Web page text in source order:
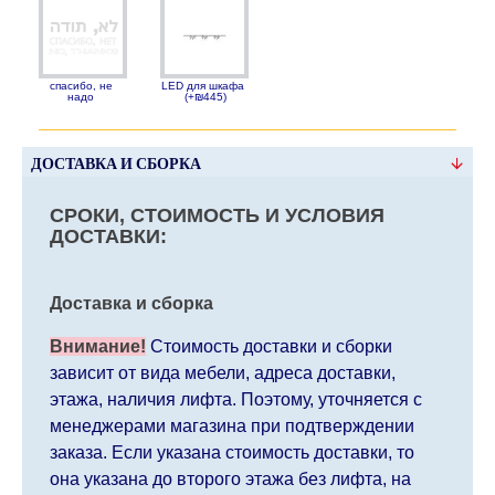
спасибо, не
надо
LED для шкафа
(+₪445)
ДОСТАВКА И СБОРКА
СРОКИ, СТОИМОСТЬ И УСЛОВИЯ
ДОСТАВКИ:
Доставка и сборка
Внимание! Стоимость доставки и сборки
зависит от вида мебели, адреса доставки,
этажа, наличия лифта. Поэтому, уточняется с
менеджерами магазина при подтверждении
заказа. Если указана стоимость доставки, то
она указана до второго этажа без лифта, на